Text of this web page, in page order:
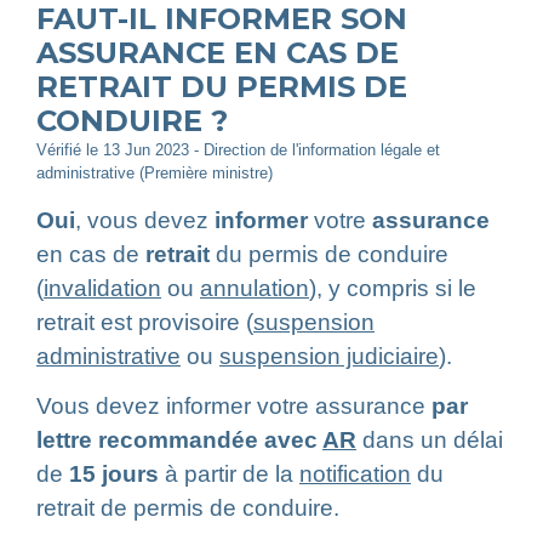
FAUT-IL INFORMER SON
ASSURANCE EN CAS DE
RETRAIT DU PERMIS DE
CONDUIRE ?
Vérifié le 13 Jun 2023 - Direction de l'information légale et
administrative (Première ministre)
Oui, vous devez informer votre assurance
en cas de retrait du permis de conduire
(invalidation ou annulation), y compris si le
retrait est provisoire (suspension
administrative ou suspension judiciaire).
Vous devez informer votre assurance par
lettre recommandée avec AR dans un délai
de 15 jours à partir de la notification du
retrait de permis de conduire.